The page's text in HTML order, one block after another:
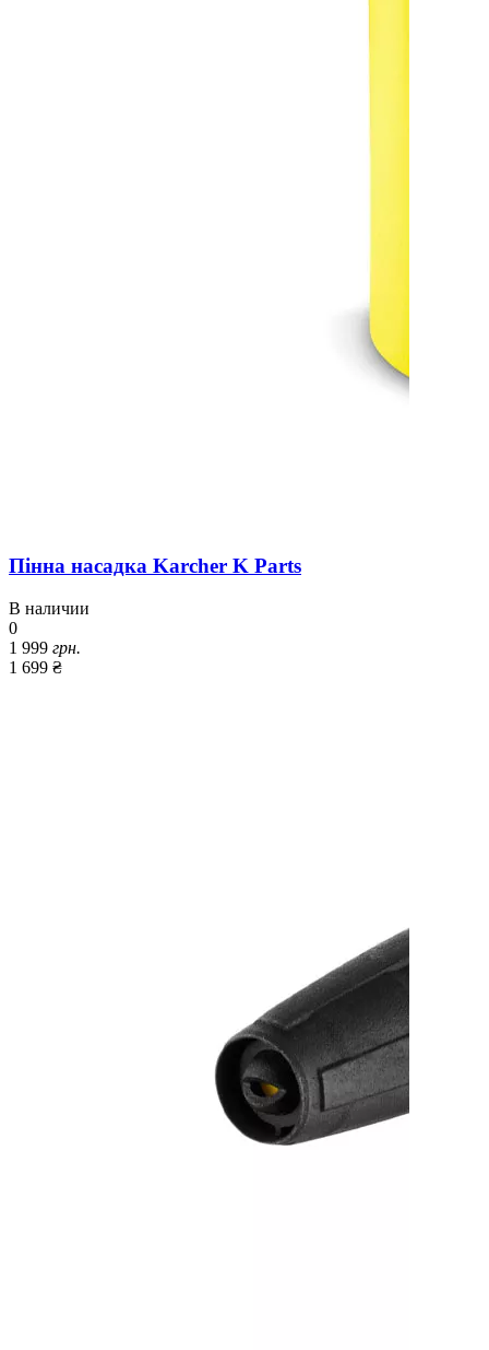
Пінна насадка Karcher K Parts
В наличии
0
1 999 грн.
1 699 ₴